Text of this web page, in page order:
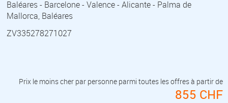
Baléares - Barcelone - Valence - Alicante - Palma de
Mallorca, Baléares
ZV335278271027
Prix le moins cher par personne parmi toutes les offres à partir de
855 CHF